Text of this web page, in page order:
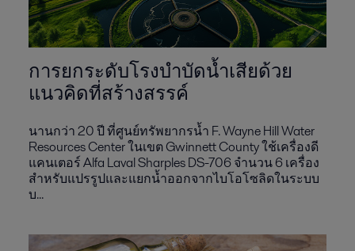
การยกระดับโรงบำบัดน้ำเสียด้วย
แนวคิดที่สร้างสรรค์
นานกว่า 20 ปี ที่ศูนย์ทรัพยากรน้ำ F. Wayne Hill Water
Resources Center ในเขต Gwinnett County ใช้เครื่องดี
แคนเตอร์ Alfa Laval Sharples DS-706 จำนวน 6 เครื่อง
สำหรับแปรรูปและแยกน้ำออกจากไบโอโซลิดในระบบ
บ...